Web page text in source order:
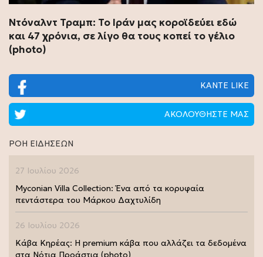
Ντόναλντ Τραμπ: Το Ιράν μας κοροϊδεύει εδώ
και 47 χρόνια, σε λίγο θα τους κοπεί το γέλιο
(photo)
ΚΑΝΤΕ LIKE
ΑΚΟΛΟΥΘΗΣΤΕ ΜΑΣ
ΡΟΗ ΕΙΔΗΣΕΩΝ
27 Ιουλίου 2026
Myconian Villa Collection: Ένα από τα κορυφαία
πεντάστερα του Μάρκου Δαχτυλίδη
26 Ιουλίου 2026
Κάβα Κηρέας: Η premium κάβα που αλλάζει τα δεδομένα
στα Νότια Προάστια (photo)